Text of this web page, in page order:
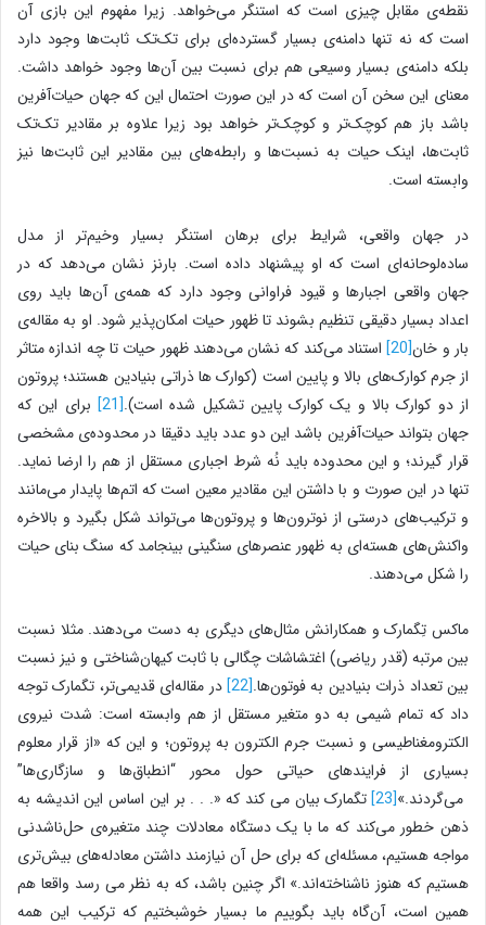
نقطه‌ی مقابل چیزی است که استنگر می‌خواهد. زیرا مفهوم این بازی آن
است که نه تنها دامنه‌ی بسیار گسترده‌ای برای تک‌تک ثابت‌ها وجود دارد
بلکه دامنه‌ی بسیار وسیعی هم برای نسبت بین آن‌ها وجود خواهد داشت.
معنای این سخن آن است که در این صورت احتمال این که جهان حیات‌آفرین
باشد باز هم کوچک‌تر و کوچک‌تر خواهد بود زیرا علاوه بر مقادیر تک‌تک
ثابت‌ها، اینک حیات به نسبت‌ها و رابطه‌های بین مقادیر این ثابت‌ها نیز
وابسته است.
در جهان واقعی، شرایط برای برهان استنگر بسیار وخیم‌تر از مدل
ساده‌لوحانه‌ای است که او پیشنهاد داده است. بارنز نشان می‌دهد که در
جهان واقعی اجبارها و قیود فراوانی وجود دارد که همه‌ی آن‌ها باید روی
اعداد بسیار دقیقی تنظیم بشوند تا ظهور حیات امکان‌پذیر شود. او به مقاله‌ی‌
بار و خان[20]
استناد می‌کند که نشان می‌دهند ظهور حیات تا چه اندازه متاثر
از جرم کوارک‌های بالا و پایین است (کوارک ها ذراتی بنیادین هستند؛ پروتون
از دو کوارک بالا و یک کوارک پایین تشکیل شده است).[21]
برای این که
جهان بتواند حیات‌آفرین باشد این دو عدد باید دقیقا در محدوده‌ی مشخصی
قرار گیرند؛ و این محدوده باید نُه شرط اجباری مستقل از هم را ارضا نماید.
تنها در این صورت و با داشتن این مقادیر معین است که اتم‌ها پایدار می‌مانند
و ترکیب‌های درستی از نوترون‌ها و پروتون‌ها می‌تواند شکل بگیرد و بالاخره
واکنش‌های هسته‌ای به ظهور عنصرهای سنگینی بینجامد که سنگ بنای حیات
را شکل می‌دهند.
ماکس تِگمارک و همکارانش مثال‌های دیگری به دست می‌دهند. مثلا نسبت
بین مرتبه (قدر ریاضی) اغتشاشات چگالی با ثابت کیهان‌شناختی و نیز نسبت
بین تعداد ذرات بنیادین به فوتون‌ها.[22]
در مقاله‌ای قدیمی‌تر، تگمارک توجه
داد که تمام شیمی به دو متغیر مستقل از هم وابسته است: شدت نیروی
الکترومغناطیسی و نسبت جرم الکترون به پروتون؛ و این که «از قرار معلوم
بسیاری از فرایندهای حیاتی حول محور “انطباق‌ها و سازگاری‌ها”
می‌گردند.»[23]
تگمارک بیان می کند که «. . . بر این اساس این اندیشه به
ذهن خطور می‌کند که ما با یک دستگاه معادلات چند متغیره‌ی حل‌ناشدنی
مواجه هستیم، مسئله‌ای که برای حل آن نیازمند داشتن معادله‌های بیش‌تری
هستیم که هنوز ناشناخته‌اند.» اگر چنین باشد، که به نظر می رسد واقعا هم
همین است، آن‌گاه باید بگوییم ما بسیار خوشبختیم که ترکیب این همه